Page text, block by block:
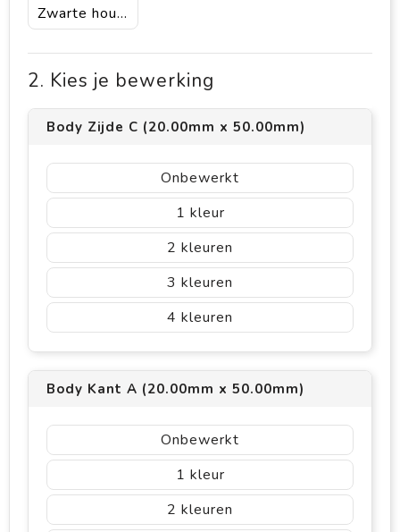
Zwarte houder, basis, drukknopje / chroomkap
2. Kies je bewerking
Body Zijde C (20.00mm x 50.00mm)
Onbewerkt
1
2
3
4
Body Kant A (20.00mm x 50.00mm)
Onbewerkt
1
2